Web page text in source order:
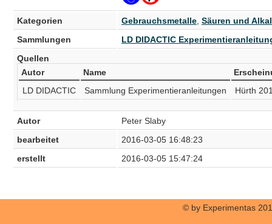
Kategorien Gebrauchsmetalle Säuren und
Sammlungen
LD DIDACTIC
Quellen
Autor
Name
LD DIDACTIC
Sammlung Experimentieranleitungen Hürth
Autor
Peter Slaby
bearbeitet
2016-03-05 16:48:23
erstellt
2016-03-05 15:47:24
© by Experimentas